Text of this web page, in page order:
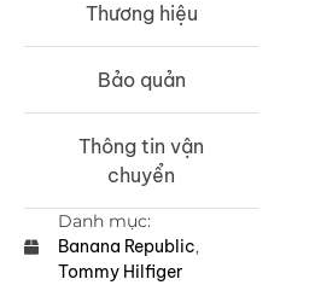
Thương hiệu
Bảo quản
Thông tin vận
chuyển
Danh mục:
Banana Republic,
Tommy Hilfiger